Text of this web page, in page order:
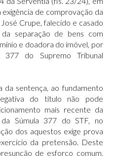
de comprovação da
Crupe, falecido e casado
separação de bens com
e doadora do imóvel, por
377 do Supremo Tribunal
sentença, ao fundamento
do título não pode
mais recente da
Súmula 377 do STF, no
dos aquestos exige prova
da pretensão. Deste
de esforço comum,